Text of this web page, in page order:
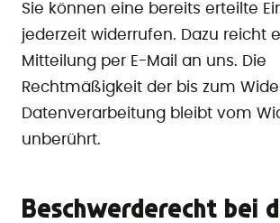
Sie können eine bereits erteilte
jederzeit widerrufen. Dazu reicht
Mitteilung per E-Mail an uns. Die
Rechtmäßigkeit der bis zum
Datenverarbeitung bleibt vom
unberührt.
Beschwerderecht bei